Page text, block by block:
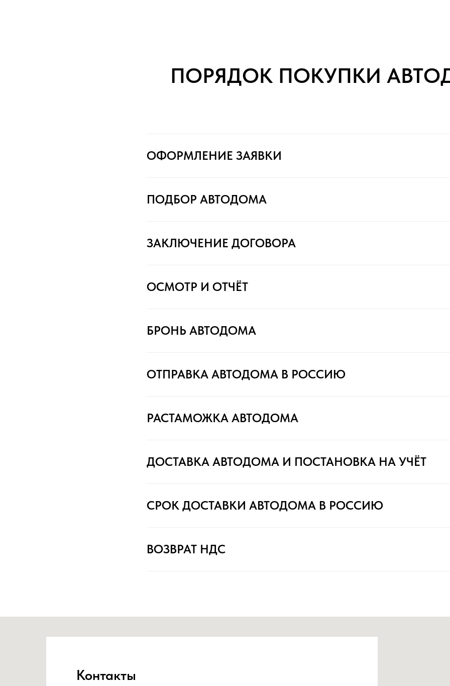
ПОРЯДОК ПОКУПКИ
ОФОРМЛЕНИЕ ЗАЯВКИ
ПОДБОР АВТОДОМА
ЗАКЛЮЧЕНИЕ ДОГОВОРА
ОСМОТР И ОТЧЁТ
БРОНЬ АВТОДОМА
ОТПРАВКА АВТОДОМА В РОССИЮ
РАСТАМОЖКА АВТОДОМА
ДОСТАВКА АВТОДОМА И ПОСТАНОВКА НА УЧЁТ
СРОК ДОСТАВКИ АВТОДОМА В РОССИЮ
ВОЗВРАТ НДС
Контакты